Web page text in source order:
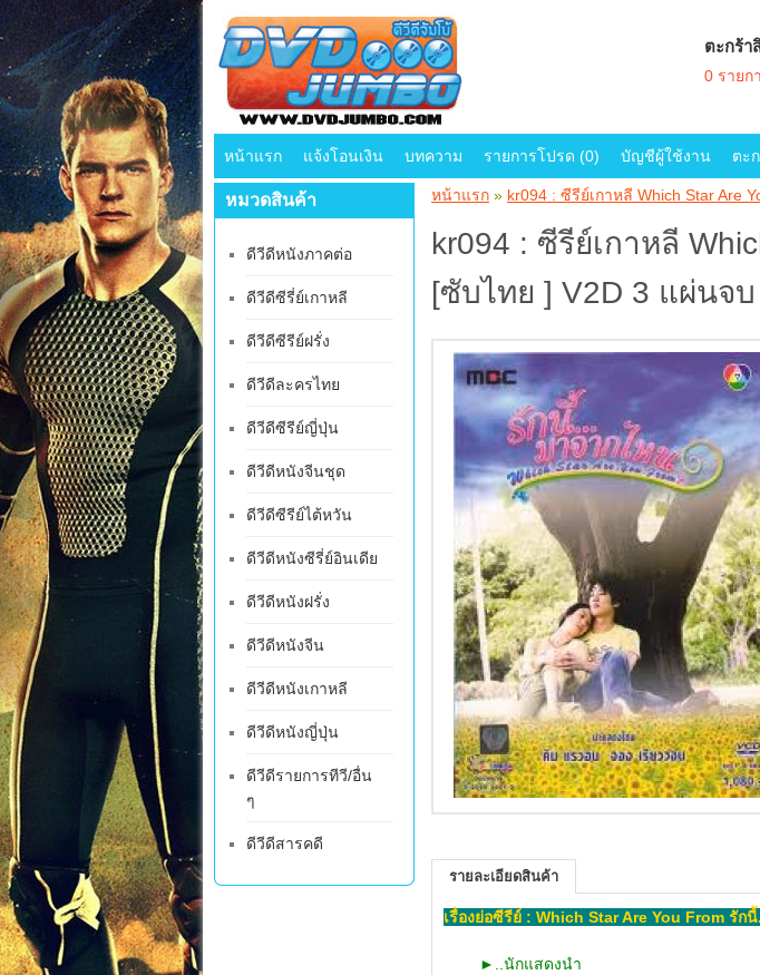
ตะกร้า
0 รายก
หน้าแรก แจ้งโอนเงิน บทความ รายการโปรด (0) บัญชีผู้ใช้งาน ตะ
หมวดสินค้า
ดีวีดีหนังภาคต่อ
ดีวีดีซีรี่ย์เกาหลี
ดีวีดีซีรีย์ฝรั่ง
ดีวีดีละครไทย
ดีวีดีซีรีย์ญี่ปุ่น
ดีวีดีหนังจีนชุด
ดีวีดีซีรีย์ไต้หวัน
ดีวีดีหนังซีรี่ย์อินเดีย
ดีวีดีหนังฝรั่ง
ดีวีดีหนังจีน
ดีวีดีหนังเกาหลี
ดีวีดีหนังญี่ปุ่น
ดีวีดีรายการทีวี/อื่น
ๆ
ดีวีดีสารคดี
หน้าแรก » kr094 : ซีรีย์เกาหลี Which Star Are
kr094 : ซีรีย์เกาหลี
[ซับไทย ] V2D 3 แผ่นจบ
รายละเอียดสินค้า
เรื่องย่อซีรีย์ : Which Star Are You From รัก
►
..นักแสดงนำ